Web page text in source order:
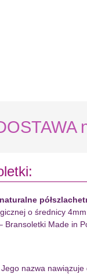
o średnicy
Made in
nazwa